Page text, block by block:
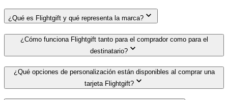
¿Qué es Flightgift y qué representa la marca?
¿Cómo funciona Flightgift tanto para el comprador como para el
destinatario?
¿Qué opciones de personalización están disponibles al comprar una
tarjeta Flightgift?